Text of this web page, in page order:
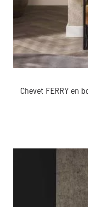
Chevet FERRY en